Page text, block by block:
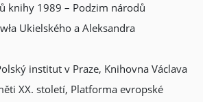
knihy 1989 – Podzim národů
Ukielského a Aleksandra
institut v Praze, Knihovna Václava
XX. století, Platforma evropské